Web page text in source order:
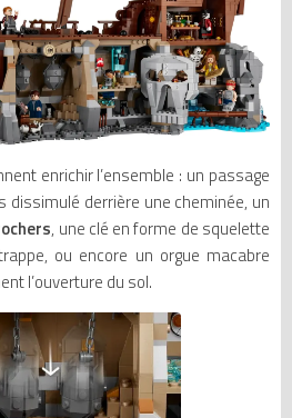
enrichir l’ensemble : un passage
dissimulé derrière une cheminée, un
, une clé en forme de squelette
ou encore un orgue macabre
l’ouverture du sol.